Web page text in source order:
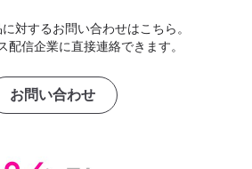
対するお問い合わせはこちら。
配信企業に直接連絡できます。
お問い合わせ